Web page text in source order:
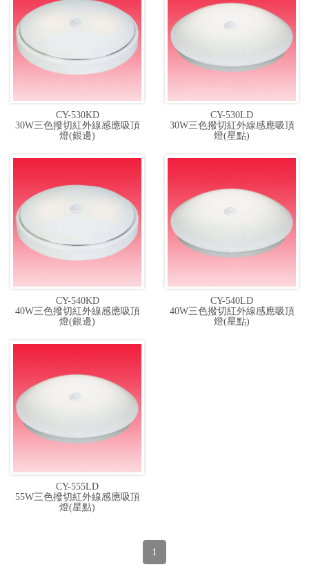
CY-530KD
30W三色撥切紅外線感應吸頂
燈(銀邊)
CY-530LD
30W三色撥切紅外線感應吸頂
燈(星點)
CY-540KD
40W三色撥切紅外線感應吸頂
燈(銀邊)
CY-540LD
40W三色撥切紅外線感應吸頂
燈(星點)
CY-555LD
55W三色撥切紅外線感應吸頂
燈(星點)
1